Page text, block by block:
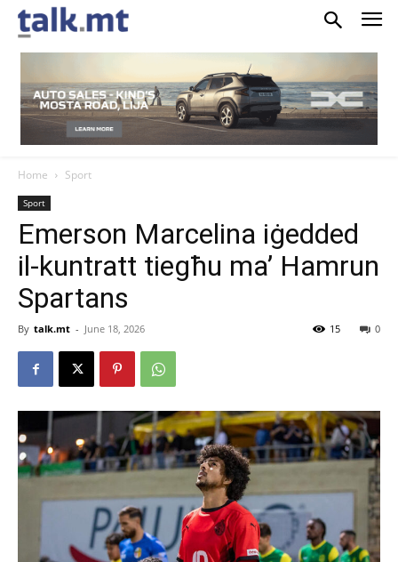
Home Sport
Sport
Emerson Marcelina iġedded
il-kuntratt tiegħu ma’ Hamrun
Spartans
By talk.mt - June 18, 2026 0
15